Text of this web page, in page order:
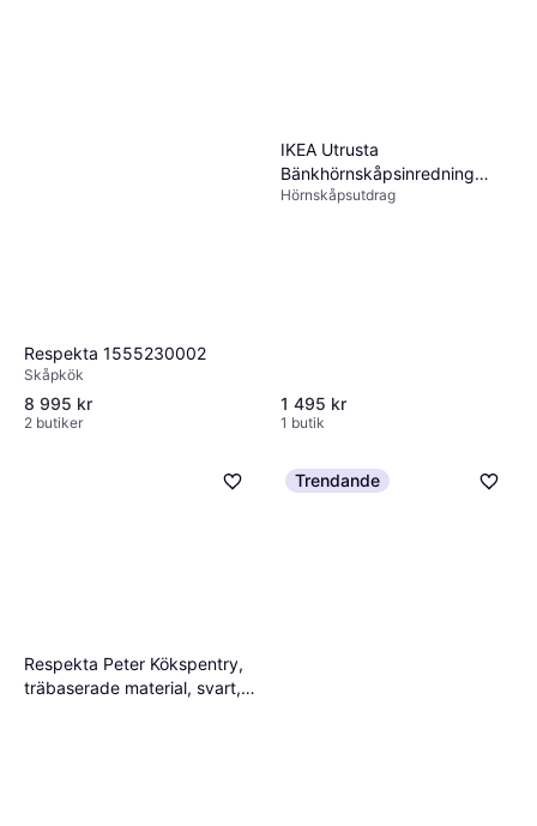
Respekta 1555230002
Skåpkök
8 995 kr
2 butiker
IKEA Utrusta
Bänkhörnskåpsinredning
Utdragbar - Grå
Hörnskåpsutdrag
1 495 kr
1 butik
Respekta Peter Kökspentry,
träbaserade material, svart,
Trendande